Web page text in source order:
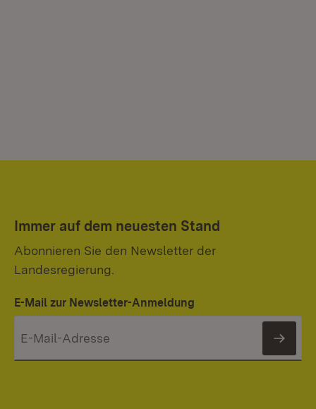
Immer auf dem neuesten Stand
Abonnieren Sie den Newsletter der
Landesregierung.
E-Mail zur Newsletter-Anmeldung